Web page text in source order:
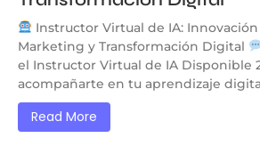
Instructor Virtual de IA:
Marketing y Transformación Digital
el Instructor Virtual de IA Disponible
acompañarte en tu aprendizaje
Read More